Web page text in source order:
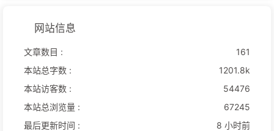
网站信息
文章数目 :
161
本站总字数 :
1201.8k
本站访客数 :
54476
本站总浏览量 :
67245
最后更新时间 :
8 小时前